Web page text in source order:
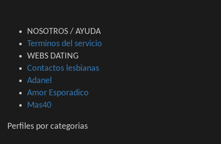
NOSOTROS / AYUDA
Terminos del servicio
WEBS DATING
Contactos lesbianas
Adanel
Amor Esporadico
Mas40
Perfiles por categorias